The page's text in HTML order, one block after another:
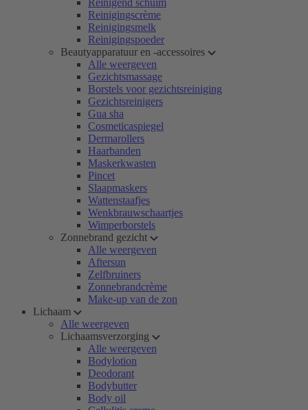
Reinigend schuim
Reinigingscrème
Reinigingsmelk
Reinigingspoeder
Beautyapparatuur en -accessoires
Alle weergeven
Gezichtsmassage
Borstels voor gezichtsreiniging
Gezichtsreinigers
Gua sha
Cosmeticaspiegel
Dermarollers
Haarbanden
Maskerkwasten
Pincet
Slaapmaskers
Wattenstaafjes
Wenkbrauwschaartjes
Wimperborstels
Zonnebrand gezicht
Alle weergeven
Aftersun
Zelfbruiners
Zonnebrandcrème
Make-up van de zon
Lichaam
Alle weergeven
Lichaamsverzorging
Alle weergeven
Bodylotion
Deodorant
Bodybutter
Body oil